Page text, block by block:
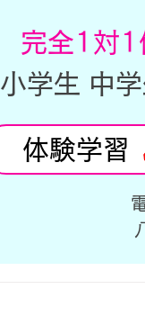
完全1対1
小学生 中
体験学習